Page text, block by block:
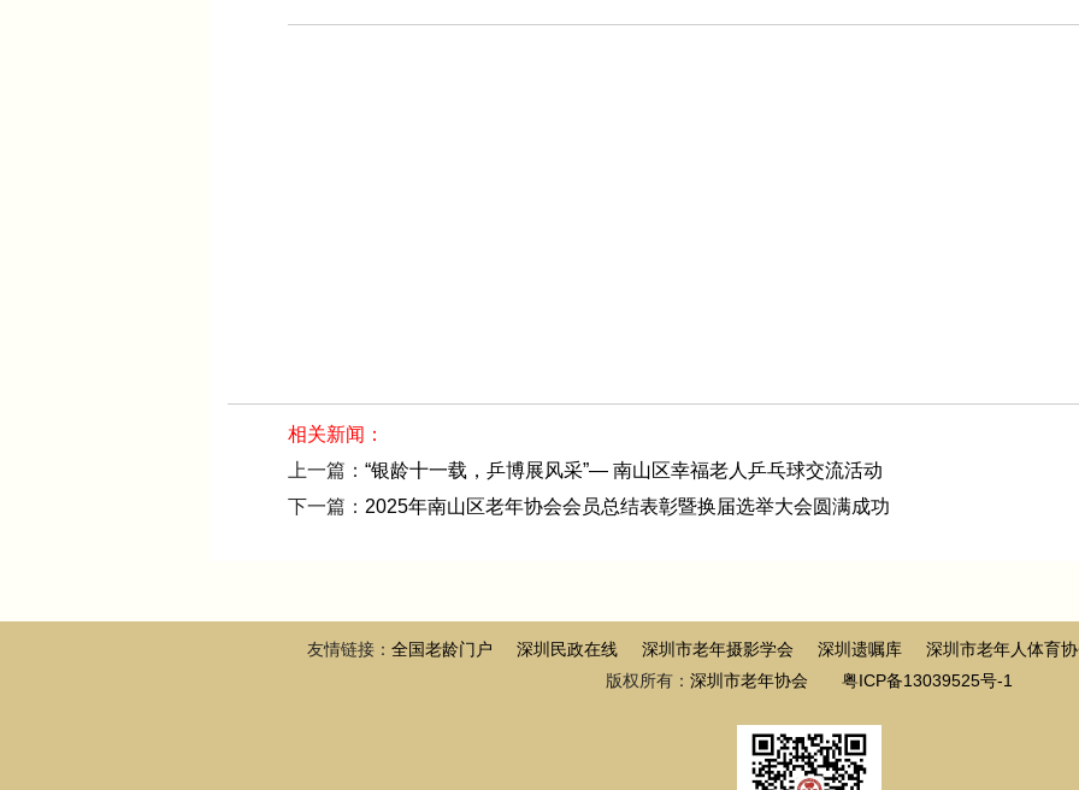
相关新闻：
上一篇： “银龄十一载，乒博展风采”— 南山区幸福老人乒乓球交流活动
下一篇： 2025年南山区老年协会会员总结表彰暨换届选举大会圆满成功
友情链接： 全国老龄门户 深圳民政在线 深圳市老年摄影学会 深圳遗嘱库
深圳市老年人体育
版权所有： 深圳市老年协会 粤ICP备13039525号-1